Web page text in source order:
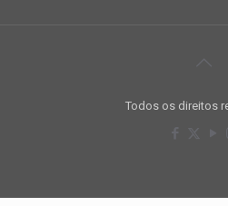
Todos os direitos